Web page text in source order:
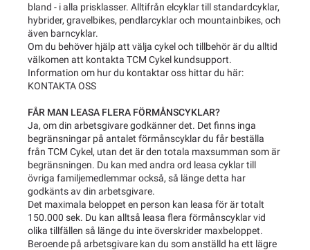
bland - i alla prisklasser. Alltifrån elcyklar till standardcyklar,
hybrider, gravelbikes, pendlarcyklar och mountainbikes, och
även barncyklar.
Om du behöver hjälp att välja cykel och tillbehör är du alltid
välkomen att kontakta TCM Cykel kundsupport.
Information om hur du kontaktar oss hittar du här:
KONTAKTA OSS
FÅR MAN LEASA FLERA FÖRMÅNSCYKLAR?
Ja, om din arbetsgivare godkänner det. Det finns inga
begränsningar på antalet förmånscyklar du får beställa
från TCM Cykel, utan det är den totala maxsumman som är
begränsningen. Du kan med andra ord leasa cyklar till
övriga familjemedlemmar också, så länge detta har
godkänts av din arbetsgivare.
Det maximala beloppet en person kan leasa för är totalt
150.000 sek. Du kan alltså leasa flera förmånscyklar vid
olika tillfällen så länge du inte överskrider maxbeloppet.
Beroende på arbetsgivare kan du som anställd ha ett lägre